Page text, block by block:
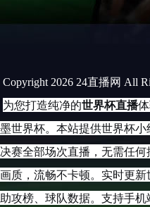
Copyright 2026 24直播网 All
为您打造纯净的世界杯直播
墨世界杯。本站提供世界杯小
决赛全部场次直播，无需任
画质，流畅不卡顿。实时更新
助攻榜、球队数据。支持手